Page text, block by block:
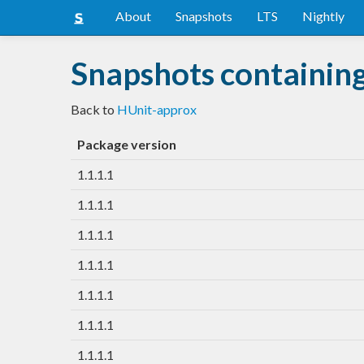
About Snapshots LTS Nightly
Snapshots
Back to HUnit-approx
Package version
1.1.1.1
1.1.1.1
1.1.1.1
1.1.1.1
1.1.1.1
1.1.1.1
1.1.1.1